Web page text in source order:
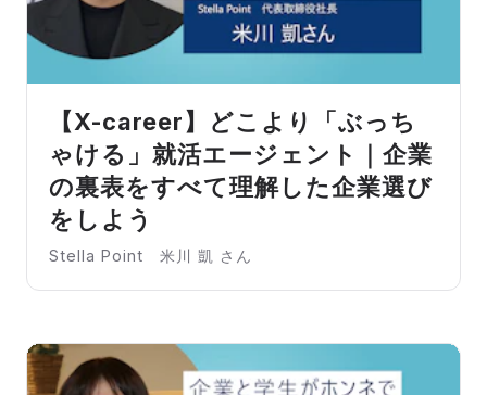
【X-career】どこより「ぶっち
ゃける」就活エージェント｜企業
の裏表をすべて理解した企業選び
をしよう
Stella Point 米川 凱 さん